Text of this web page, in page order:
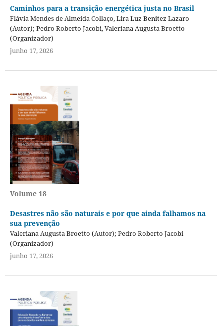
Caminhos para a transição energética justa no Brasil
Flávia Mendes de Almeida Collaço, Lira Luz Benitez Lazaro
(Autor); Pedro Roberto Jacobi, Valeriana Augusta Broetto
(Organizador)
junho 17, 2026
Volume 18
Desastres não são naturais e por que ainda falhamos na
sua prevenção
Valeriana Augusta Broetto (Autor); Pedro Roberto Jacobi
(Organizador)
junho 17, 2026